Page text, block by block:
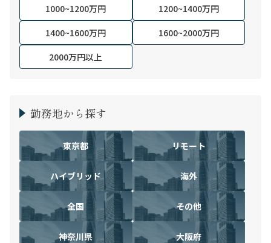
1000~1200万円
1200~1400万円
1400~1600万円
1600~2000万円
2000万円以上
勤務地から探す
東京都 リモート
ハイブリッド 海外
全国 その他
神奈川県 大阪府